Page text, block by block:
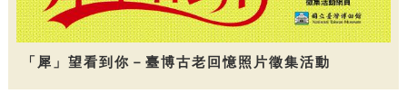
「犀」望看到你－臺博古老回憶照片徵集活動